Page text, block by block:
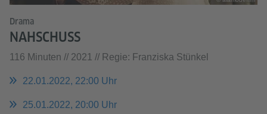
Drama
NAHSCHUSS
116 Minuten // 2021 // Regie: Franziska Stünkel
22.01.2022, 22:00 Uhr
25.01.2022, 20:00 Uhr